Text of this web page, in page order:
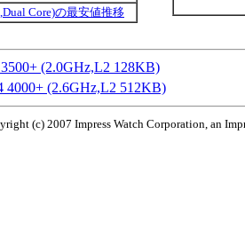
Core)の最安値推移
3500+ (2.0GHz,L2 128KB)
4000+ (2.6GHz,L2 512KB)
(c) 2007 Impress Watch Corporation, an